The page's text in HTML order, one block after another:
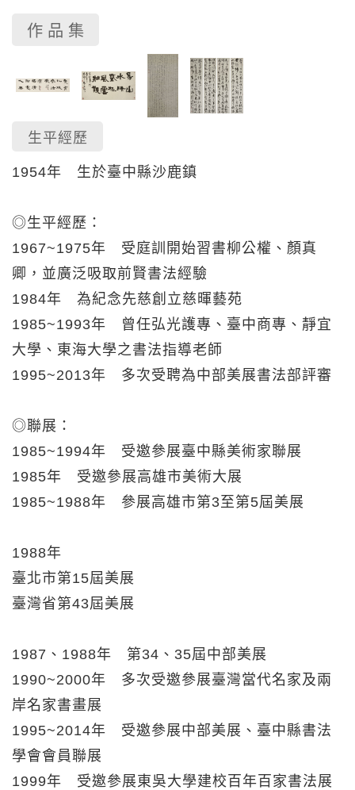
作 品 集
生平經歷
1954年 生於臺中縣沙鹿鎮
◎生平經歷：
1967~1975年 受庭訓開始習書柳公權、顏真
卿，並廣泛吸取前賢書法經驗
1984年 為紀念先慈創立慈暉藝苑
1985~1993年 曾任弘光護專、臺中商專、靜宜
大學、東海大學之書法指導老師
1995~2013年 多次受聘為中部美展書法部評審
◎聯展：
1985~1994年 受邀參展臺中縣美術家聯展
1985年 受邀參展高雄市美術大展
1985~1988年 參展高雄市第3至第5屆美展
1988年
臺北市第15屆美展
臺灣省第43屆美展
1987、1988年 第34、35屆中部美展
1990~2000年 多次受邀參展臺灣當代名家及兩
岸名家書畫展
1995~2014年 受邀參展中部美展、臺中縣書法
學會會員聯展
1999年 受邀參展東吳大學建校百年百家書法展